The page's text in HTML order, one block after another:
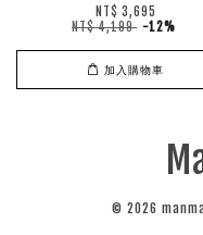
NT$ 3,695
NT$ 4,199 -12%
加入購物車
© 2026